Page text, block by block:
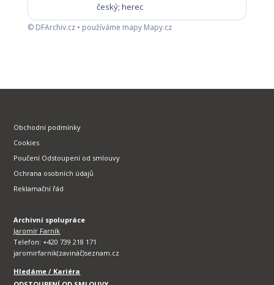
český; herec
© DFArchiv.cz • používáme mapy Mapy.cz
Obchodní podmínky
Cookies
Poučení Odstoupení od smlouvy
Ochrana osobních údajů
Reklamační řád
Archivní spolupráce
Jaromír Farník
Telefon: +420 739 218 171
jaromirfarnik(zavináč)seznam.cz
Hledáme / Kariéra